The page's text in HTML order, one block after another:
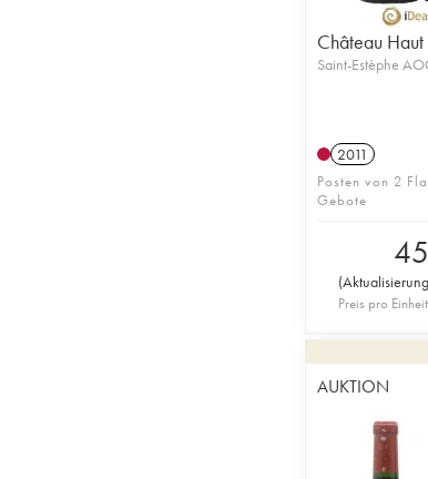
Château
Saint-Estèphe
2011
Posten von 2
Gebote
45
(
Preis pro Einheit
AUKTION